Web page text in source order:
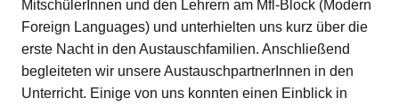
MitschülerInnen und den Lehrern am Mfl-Block (Modern
Foreign Languages) und unterhielten uns kurz über die
erste Nacht in den Austauschfamilien. Anschließend
begleiteten wir unsere AustauschpartnerInnen in den
Unterricht. Einige von uns konnten einen Einblick in